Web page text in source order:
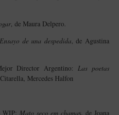
, de Maura Delpero.
de una despedida, de Agustina
Director Argentino:Las poetas
Mercedes Halfon
WIP: Mato seco em chamas, de Joana